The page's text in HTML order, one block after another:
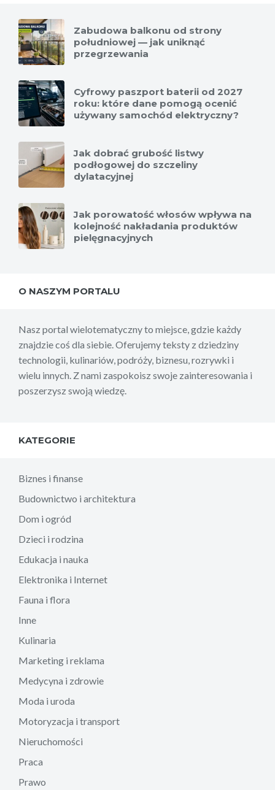
Zabudowa balkonu od strony
południowej — jak uniknąć
przegrzewania
Cyfrowy paszport baterii od 2027
roku: które dane pomogą ocenić
używany samochód elektryczny?
Jak dobrać grubość listwy
podłogowej do szczeliny
dylatacyjnej
Jak porowatość włosów wpływa na
kolejność nakładania produktów
pielęgnacyjnych
O NASZYM PORTALU
Nasz portal wielotematyczny to miejsce, gdzie każdy
znajdzie coś dla siebie. Oferujemy teksty z dziedziny
technologii, kulinariów, podróży, biznesu, rozrywki i
wielu innych. Z nami zaspokoisz swoje zainteresowania i
poszerzysz swoją wiedzę.
KATEGORIE
Biznes i finanse
Budownictwo i architektura
Dom i ogród
Dzieci i rodzina
Edukacja i nauka
Elektronika i Internet
Fauna i flora
Inne
Kulinaria
Marketing i reklama
Medycyna i zdrowie
Moda i uroda
Motoryzacja i transport
Nieruchomości
Praca
Prawo